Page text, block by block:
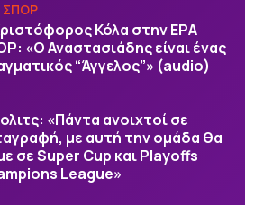
ΣΠΟΡ
Κόλα στην ΕΡΑ
«Ο Αναστασιάδης είναι ένας
“Άγγελος”» (audio)
«Πάντα ανοιχτοί σε
με αυτή την ομάδα θα
σε Super Cup και Playoffs
League»